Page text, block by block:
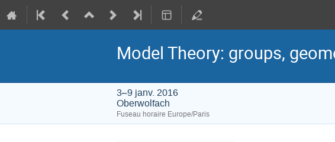
Model Theory: groups,
3–9 janv. 2016
Oberwolfach
Fuseau horaire Europe/Paris